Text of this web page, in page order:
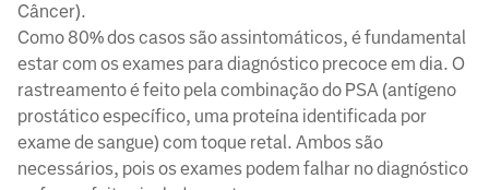
Câncer).
Como 80% dos casos são assintomáticos, é fundamental
estar com os exames para diagnóstico precoce em dia. O
rastreamento é feito pela combinação do PSA (antígeno
prostático específico, uma proteína identificada por
exame de sangue) com toque retal. Ambos são
necessários, pois os exames podem falhar no diagnóstico